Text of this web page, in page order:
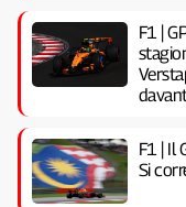
F1 |
F1 | Il
Si